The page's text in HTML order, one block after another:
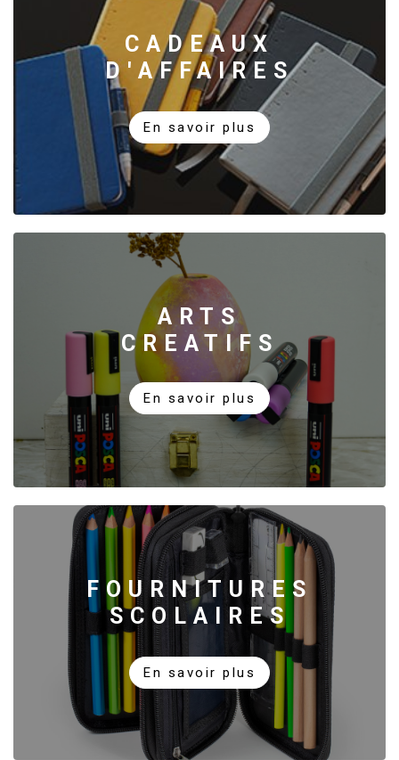
CADEAUX
D'AFFAIRES
En savoir plus
ARTS
CREATIFS
En savoir plus
FOURNITURES
SCOLAIRES
En savoir plus